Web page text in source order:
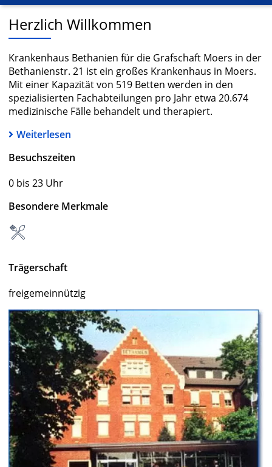
Herzlich Willkommen
Krankenhaus Bethanien für die Grafschaft Moers in der
Bethanienstr. 21 ist ein großes Krankenhaus in Moers.
Mit einer Kapazität von 519 Betten werden in den
spezialisierten Fachabteilungen pro Jahr etwa 20.674
medizinische Fälle behandelt und therapiert.
Weiterlesen
Besuchszeiten
0 bis 23 Uhr
Besondere Merkmale
Trägerschaft
freigemeinnützig